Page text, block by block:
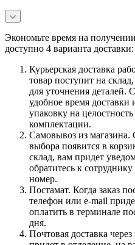
Экономьте время на
доступно 4 варианта доставки:
Курьерская доставка
товар поступит на
для уточнения деталей.
удобное время доставки
упаковку на
комплектации.
Самовывоз из магазина.
выбора появится в
склад, вам придет
обратитесь к
номер.
Постамат. Когда заказ
телефон или e-mail
оплатить в терминале
дня.
Почтовая доставка